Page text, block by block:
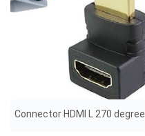
Connector HDMI L 270 degree